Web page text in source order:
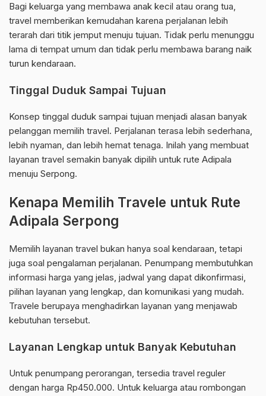
Bagi keluarga yang membawa anak kecil atau orang tua,
travel memberikan kemudahan karena perjalanan lebih
terarah dari titik jemput menuju tujuan. Tidak perlu menunggu
lama di tempat umum dan tidak perlu membawa barang naik
turun kendaraan.
Tinggal Duduk Sampai Tujuan
Konsep tinggal duduk sampai tujuan menjadi alasan banyak
pelanggan memilih travel. Perjalanan terasa lebih sederhana,
lebih nyaman, dan lebih hemat tenaga. Inilah yang membuat
layanan travel semakin banyak dipilih untuk rute Adipala
menuju Serpong.
Kenapa Memilih Travele untuk Rute
Adipala Serpong
Memilih layanan travel bukan hanya soal kendaraan, tetapi
juga soal pengalaman perjalanan. Penumpang membutuhkan
informasi harga yang jelas, jadwal yang dapat dikonfirmasi,
pilihan layanan yang lengkap, dan komunikasi yang mudah.
Travele berupaya menghadirkan layanan yang menjawab
kebutuhan tersebut.
Layanan Lengkap untuk Banyak Kebutuhan
Untuk penumpang perorangan, tersedia travel reguler
dengan harga Rp450.000. Untuk keluarga atau rombongan